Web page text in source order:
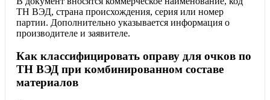
ТН ВЭД, страна происхождения, серия или номер
партии. Дополнительно указывается информация о
производителе и заявителе.
Как классифицировать оправу для очков по
ТН ВЭД при комбинированном составе
материалов